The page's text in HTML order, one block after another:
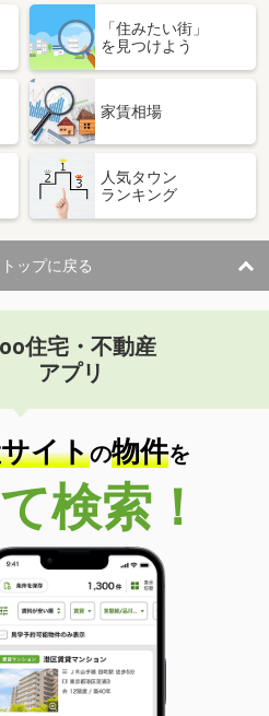
「住みたい街」
を見つけよう
家賃相場
人気タウン
ランキング
ップに戻る
住宅・不動産
アプリ
イトの物件を
検索！